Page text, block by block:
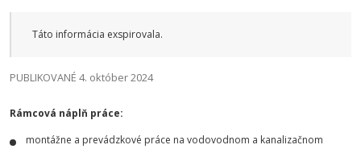
Táto informácia exspirovala.
PUBLIKOVANÉ 4. október 2024
Rámcová náplň práce:
montážne a prevádzkové práce na vodovodnom a kanalizačnom